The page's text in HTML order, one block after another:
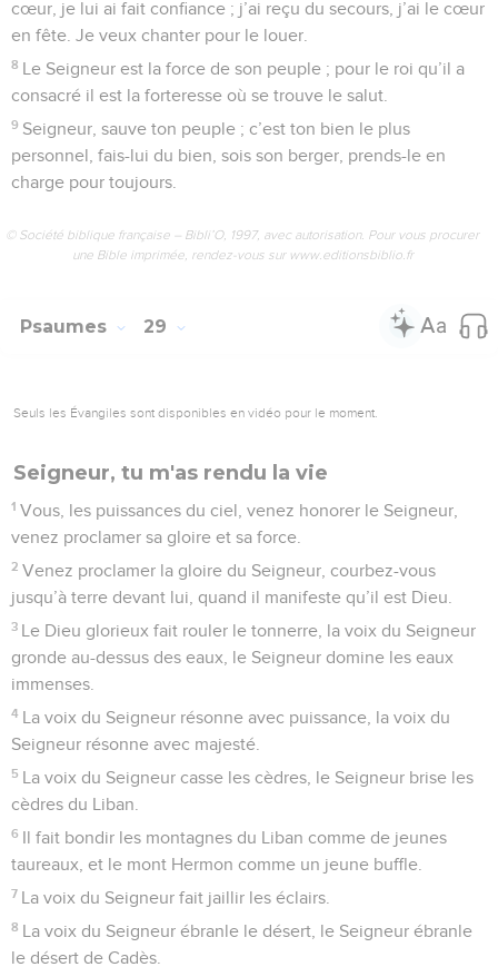
cœur, je lui ai fait confiance ; j’ai reçu du secours, j’ai le cœur
en fête. Je veux chanter pour le louer.
8 Le Seigneur est la force de son peuple ; pour le roi qu’il a
consacré il est la forteresse où se trouve le salut.
9 Seigneur, sauve ton peuple ; c’est ton bien le plus
personnel, fais-lui du bien, sois son berger, prends-le en
charge pour toujours.
© Société biblique française – Bibli’O, 1997, avec autorisation. Pour vous procurer
une Bible imprimée, rendez-vous sur www.editionsbiblio.fr
Psaumes 29
Seuls les Évangiles sont disponibles en vidéo pour le moment.
Seigneur, tu m'as rendu la vie
1 Vous, les puissances du ciel, venez honorer le Seigneur,
venez proclamer sa gloire et sa force.
2 Venez proclamer la gloire du Seigneur, courbez-vous
jusqu’à terre devant lui, quand il manifeste qu’il est Dieu.
3 Le Dieu glorieux fait rouler le tonnerre, la voix du Seigneur
gronde au-dessus des eaux, le Seigneur domine les eaux
immenses.
4 La voix du Seigneur résonne avec puissance, la voix du
Seigneur résonne avec majesté.
5 La voix du Seigneur casse les cèdres, le Seigneur brise les
cèdres du Liban.
6 Il fait bondir les montagnes du Liban comme de jeunes
taureaux, et le mont Hermon comme un jeune buffle.
7 La voix du Seigneur fait jaillir les éclairs.
8 La voix du Seigneur ébranle le désert, le Seigneur ébranle
le désert de Cadès.